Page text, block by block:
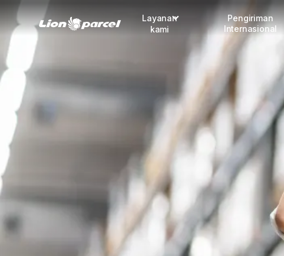
Layanan
kami
Pengiriman
Fulfillment
Korporasi
Daftar jadi Mitra
Lacak pendaftaran Mitra
Pengiriman
Internasional